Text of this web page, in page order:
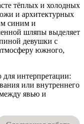
тёплых и холодных
и архитектурных
синим и
шляпы выделяет
девушки с
южного,
для интерпретации:
или внутреннего
явью и